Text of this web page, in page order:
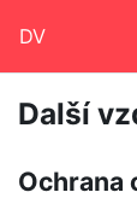
DV
Další
Ochrana